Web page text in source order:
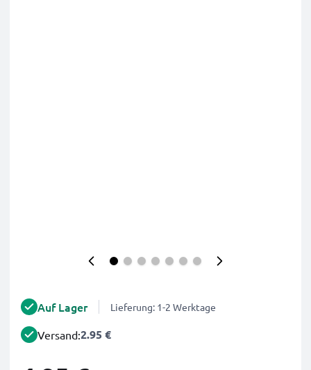
Auf Lager Lieferung: 1-2 Werktage
Versand:2.95 €